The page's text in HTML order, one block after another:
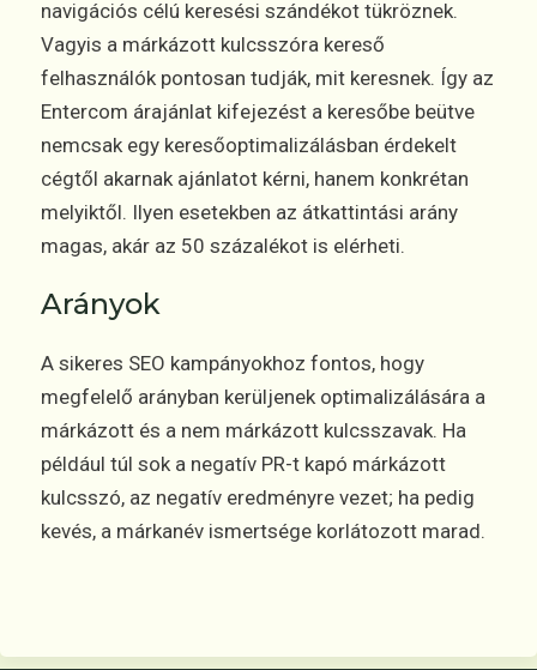
navigációs célú keresési szándékot tükröznek.
Vagyis a márkázott kulcsszóra kereső
felhasználók pontosan tudják, mit keresnek. Így az
Entercom árajánlat kifejezést a keresőbe beütve
nemcsak egy keresőoptimalizálásban érdekelt
cégtől akarnak ajánlatot kérni, hanem konkrétan
melyiktől. Ilyen esetekben az átkattintási arány
magas, akár az 50 százalékot is elérheti.
Arányok
A sikeres SEO kampányokhoz fontos, hogy
megfelelő arányban kerüljenek optimalizálására a
márkázott és a nem márkázott kulcsszavak. Ha
például túl sok a negatív PR-t kapó márkázott
kulcsszó, az negatív eredményre vezet; ha pedig
kevés, a márkanév ismertsége korlátozott marad.